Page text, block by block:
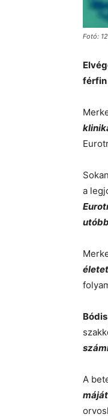
Fotó:
férfin
a
A